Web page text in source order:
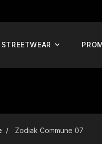
Zodiak Commune 07